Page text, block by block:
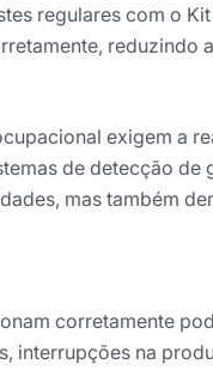
regulares com o
reduzindo
exigem a
de detecção de
mas também
corretamente
interrupções na